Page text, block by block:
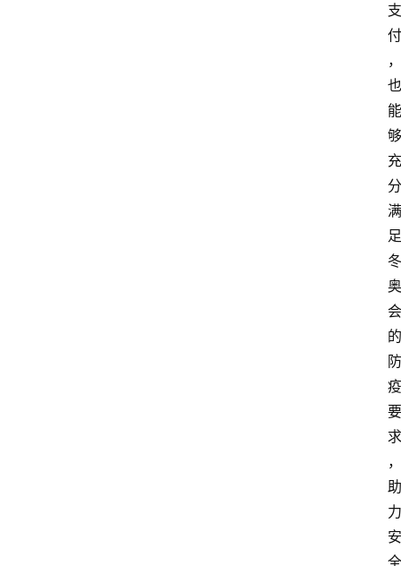
支
付
，
也
能
够
充
分
满
足
冬
奥
会
的
防
疫
要
求
，
助
力
安
全